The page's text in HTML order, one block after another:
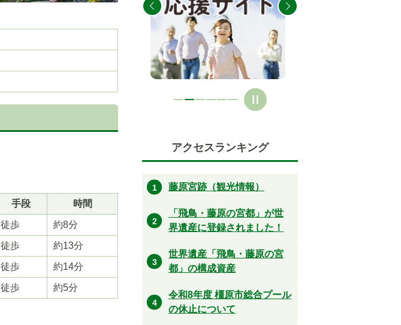
手段 時間
徒歩 約8分
徒歩 約13分
徒歩 約14分
徒歩 約5分
ス
ド
アクセスランキング
藤原宮跡（観光情報）
「飛鳥・藤原の宮都」が世
界遺産に登録されました！
世界遺産「飛鳥・藤原の宮
都」の構成資産
令和8年度 橿原市総合プール
の休止について